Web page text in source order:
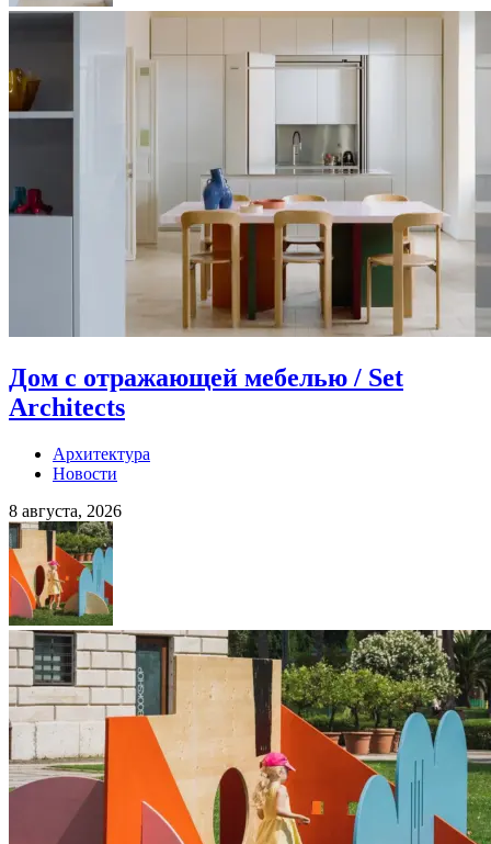
Дом с отражающей мебелью / Set
Architects
Архитектура
Новости
8 августа, 2026